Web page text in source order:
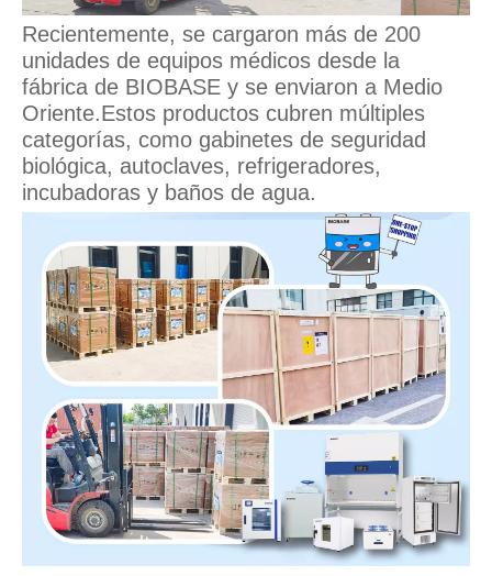
Recientemente, se cargaron más de 200
unidades de equipos médicos desde la
fábrica de BIOBASE y se enviaron a Medio
Oriente.Estos productos cubren múltiples
categorías, como gabinetes de seguridad
biológica, autoclaves, refrigeradores,
incubadoras y baños de agua.